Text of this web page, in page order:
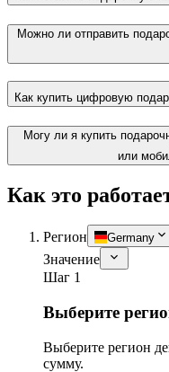
Можно ли отправить
Как купить цифровую
Могу ли я купить
или
Как это
Регион Germany
Значение
Шаг 1
Выберите
Выберите регион
сумму.